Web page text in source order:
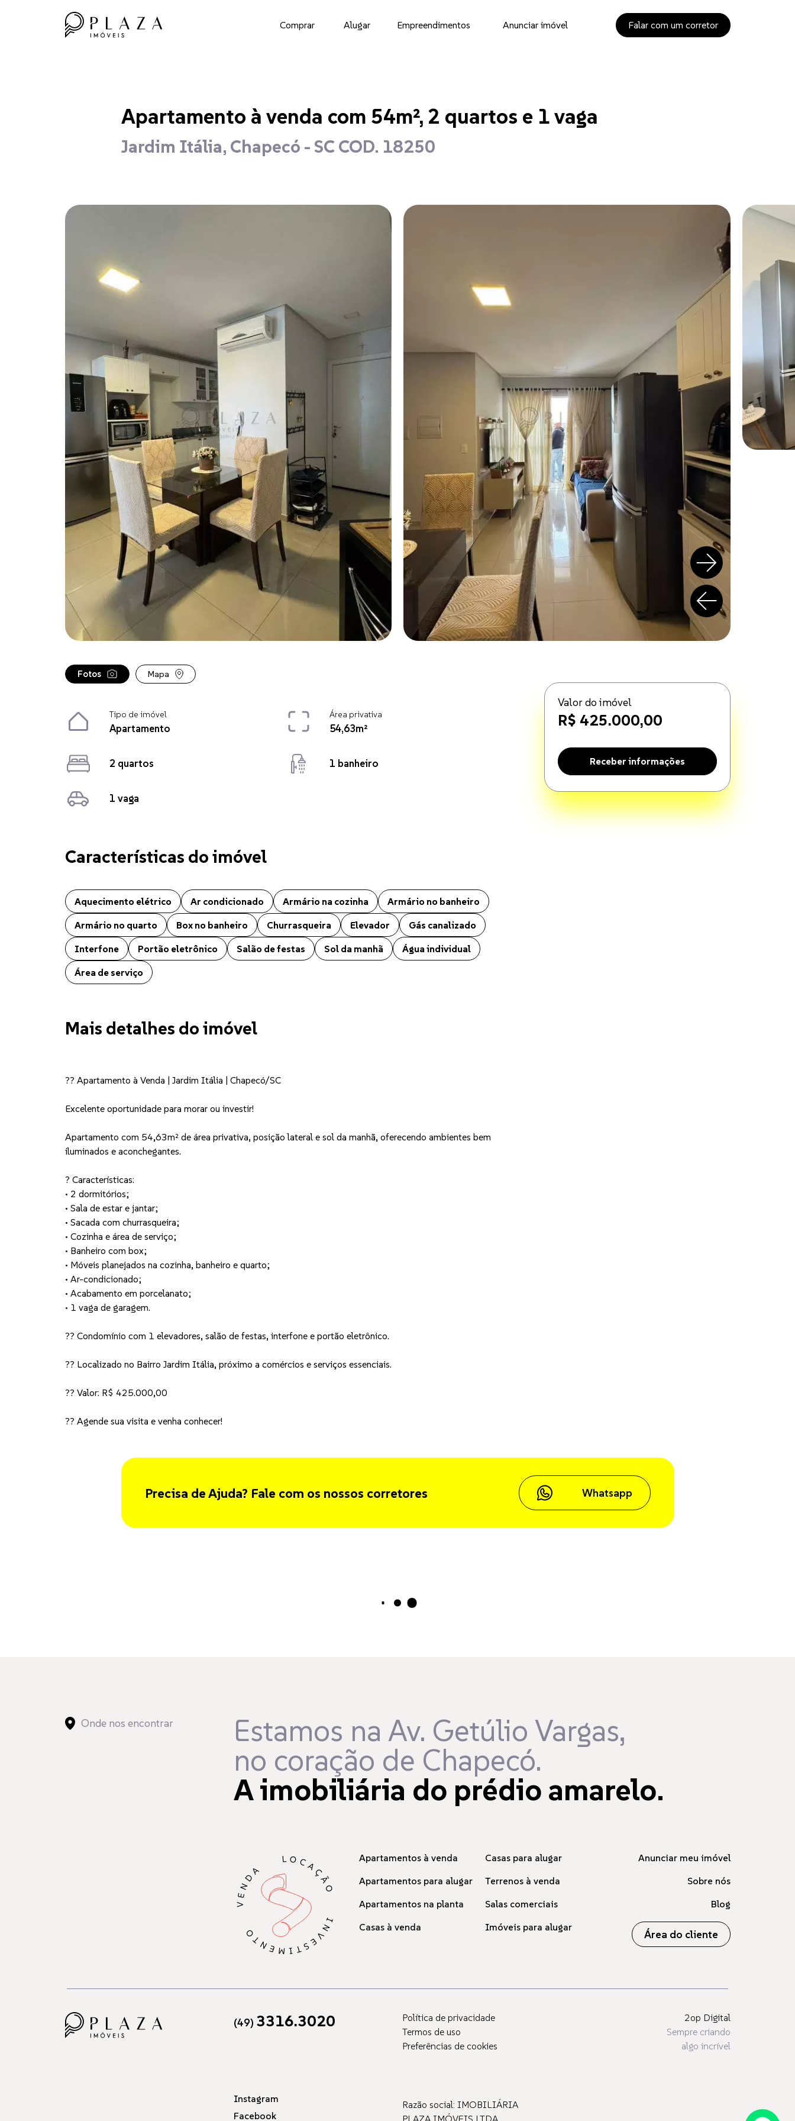
Comprar Alugar Empreendimentos Anunciar imóvel Falar com um corretor
Apartamento à venda com 54m², 2 quartos e 1 vaga
Jardim Itália, Chapecó - SC COD. 18250
Fotos Mapa
Tipo de imóvel
Apartamento
Área privativa
54,63m²
2 quartos 1 banheiro
1 vaga
Apartamento localizado no bairro Jardim Itália em Chapecó. O imóvel conta ainda com Aquecimento elétrico, Ar condicionado, Armário na cozinha, Armário no banheiro. Disponível por R$
Características do imóvel
Aquecimento elétrico Ar condicionado Armário na cozinha
Armário no banheiro
Armário no quarto
Box no banheiro Churrasqueira Elevador
Gás canalizado
Interfone
Portão eletrônico Salão de festas Sol da manhã
Água individual
Área de serviço
Mais detalhes do imóvel
?? Apartamento à Venda | Jardim Itália | Chapecó/SC
Excelente oportunidade para morar ou investir!
Apartamento com 54,63m² de área privativa, posição lateral e sol da manhã, oferecendo ambientes bem
iluminados e aconchegantes.
? Características:
• 2 dormitórios;
• Sala de estar e jantar;
• Sacada com churrasqueira;
• Cozinha e área de serviço;
• Banheiro com box;
• Móveis planejados na cozinha, banheiro e quarto;
• Ar-condicionado;
• Acabamento em porcelanato;
• 1 vaga de garagem.
?? Condomínio com 1 elevadores, salão de festas, interfone e portão eletrônico.
?? Localizado no Bairro Jardim Itália, próximo a comércios e serviços essenciais.
?? Valor: R$ 425.000,00
?? Agende sua visita e venha conhecer!
Valor do imóvel
R$ 425.000,00
Receber informações
Precisa de Ajuda? Fale com os nossos corretores Whatsapp
Onde nos encontrar Estamos na Av. Getúlio Vargas,
no coração de Chapecó.
A imobiliária do prédio amarelo.
Apartamentos à venda
Apartamentos para alugar
Apartamentos na planta
Casas à venda
Casas para alugar
Terrenos à venda
Salas comerciais
Imóveis para alugar
Anunciar meu imóvel
Sobre nós
Blog
Área do cliente
(49) 3316.3020
Instagram
Facebook
Política de privacidade
Termos de uso
Preferências de cookies
Razão social: IMOBILIÁRIA
PLAZA IMÓVEIS LTDA
2op Digital
Sempre criando
algo incrível